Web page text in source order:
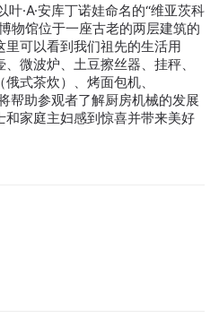
·A·安库丁诺娃命名的“维亚茨科
物馆位于一座古老的两层建筑的
可以看到我们祖先的生活用
微波炉、土豆擦丝器、挂秤、
式茶炊）、烤面包机、
帮助参观者了解厨房机械的发展
和家庭主妇感到惊喜并带来美好